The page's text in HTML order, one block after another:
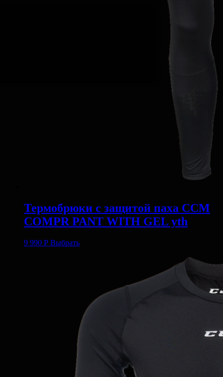
Термобрюки с защитой паха CCM
COMPR PANT WITH GEL yth
9 990 Р Выбрать